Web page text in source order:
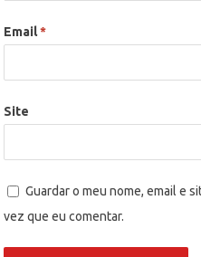
Email*
Site
Guardar o meu nome, email e
vez que eu comentar.